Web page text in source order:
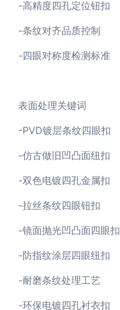
-高精度四孔定位钮扣
-条纹对齐品质控制
-四眼对称度检测标准
表面处理关键词
-PVD镀层条纹四眼扣
-仿古做旧凹凸面纽扣
-双色电镀四孔金属扣
-拉丝条纹四眼钮扣
-镜面抛光凹凸面四眼扣
-防指纹涂层四眼纽扣
-耐磨条纹处理工艺
-环保电镀四孔衬衣扣